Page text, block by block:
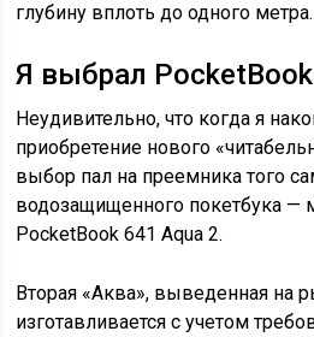
глубину вплоть до одного метра.
Я выбрал
Неудивительно, что когда я
приобретение нового
выбор пал на преемника того
водозащищенного покетбука —
PocketBook 641 Aqua 2.
Вторая «Аква», выведенная на
изготавливается с учетом